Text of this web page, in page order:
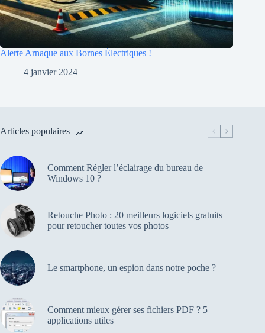
Alerte Arnaque aux Bornes Électriques !
4 janvier 2024
Articles populaires
Comment Régler l’éclairage du bureau de
Windows 10 ?
Retouche Photo : 20 meilleurs logiciels gratuits
pour retoucher toutes vos photos
Le smartphone, un espion dans notre poche ?
Comment mieux gérer ses fichiers PDF ? 5
applications utiles